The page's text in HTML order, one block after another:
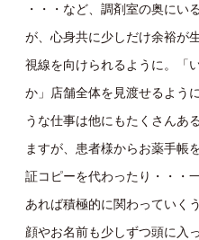
・・・など、調剤室の奥にい
が、心身共に少しだけ余裕が
視線を向けられるように。「
か」店舗全体を見渡せるよう
うな仕事は他にもたくさんあ
ますが、患者様からお薬手帳
証コピーを代わったり・・・
あれば積極的に関わっていく
顔やお名前も少しずつ頭に入